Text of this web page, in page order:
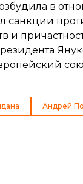
в
санкции
и
Андрей